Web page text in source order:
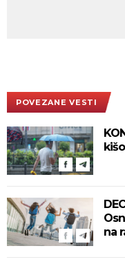
POVEZANE VESTI
na